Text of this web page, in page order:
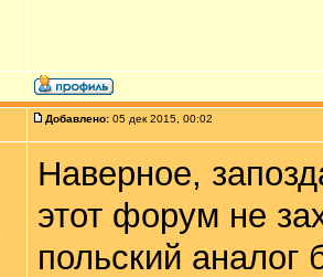
Добавлено: 05 дек 2015, 00:02
Наверное,
этот форум не
польский аналог